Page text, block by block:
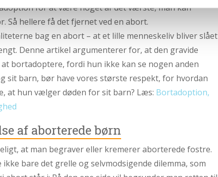
for at være noget af det værste, man kan
Så hellere få det fjernet ved en abort.
bag en abort – at et lille menneskeliv bliver slået
Denne artikel argumenterer for, at den gravide
bortadoptere, fordi hun ikke kan se nogen anden
sit barn, bør have vores største respekt, for hvordan
at hun vælger døden for sit barn? Læs: Bortadoption,
af aborterede børn
at man begraver eller kremerer aborterede fostre.
bare det grelle og selvmodsigende dilemma, som